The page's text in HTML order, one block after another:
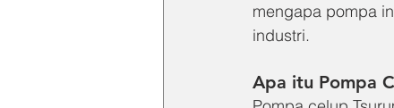
mengapa pompa
industri.
Apa itu Pompa